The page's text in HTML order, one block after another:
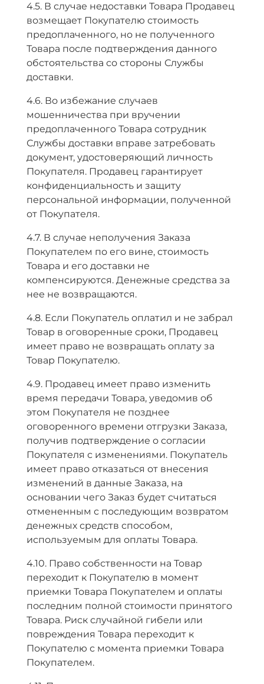
4.5. В случае недоставки Товара Продавец
возмещает Покупателю стоимость
предоплаченного, но не полученного
Товара после подтверждения данного
обстоятельства со стороны Службы
доставки.
4.6. Во избежание случаев
мошенничества при вручении
предоплаченного Товара сотрудник
Службы доставки вправе затребовать
документ, удостоверяющий личность
Покупателя. Продавец гарантирует
конфиденциальность и защиту
персональной информации, полученной
от Покупателя.
4.7. В случае неполучения Заказа
Покупателем по его вине, стоимость
Товара и его доставки не
компенсируются. Денежные средства за
нее не возвращаются.
4.8. Если Покупатель оплатил и не забрал
Товар в оговоренные сроки, Продавец
имеет право не возвращать оплату за
Товар Покупателю.
4.9. Продавец имеет право изменить
время передачи Товара, уведомив об
этом Покупателя не позднее
оговоренного времени отгрузки Заказа,
получив подтверждение о согласии
Покупателя с изменениями. Покупатель
имеет право отказаться от внесения
изменений в данные Заказа, на
основании чего Заказ будет считаться
отмененным с последующим возвратом
денежных средств способом,
используемым для оплаты Товара.
4.10. Право собственности на Товар
переходит к Покупателю в момент
приемки Товара Покупателем и оплаты
последним полной стоимости принятого
Товара. Риск случайной гибели или
повреждения Товара переходит к
Покупателю с момента приемки Товара
Покупателем.